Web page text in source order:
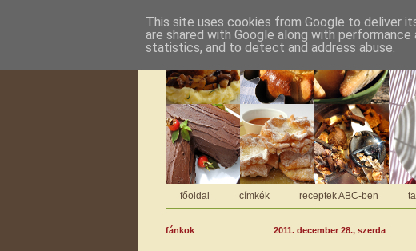
főoldal címkék receptek ABC-ben
2011. december 28., szerda
fánkok
This site uses cookies from Google to deliver
are shared with Google along with
statistics, and to detect and address abuse.